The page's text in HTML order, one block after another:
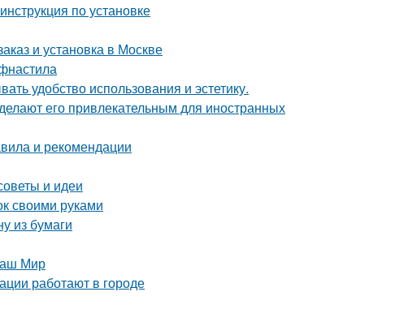
по установке
и установка в Москве
удобство использования и эстетику.
его привлекательным для иностранных
и рекомендации
и идеи
своими руками
из бумаги
Мир
работают в городе